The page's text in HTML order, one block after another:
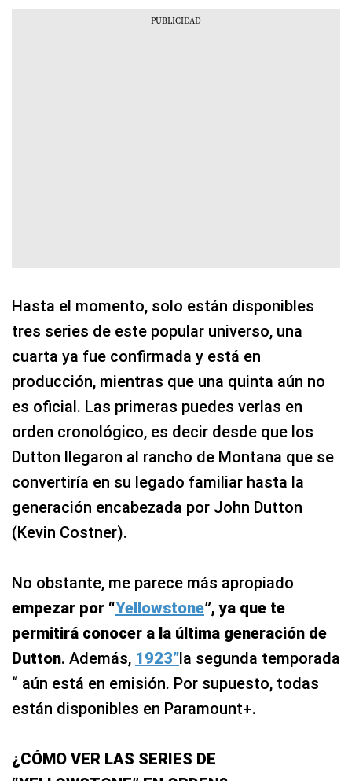
Hasta el momento, solo están disponibles
tres series de este popular universo, una
cuarta ya fue confirmada y está en
producción, mientras que una quinta aún no
es oficial. Las primeras puedes verlas en
orden cronológico, es decir desde que los
Dutton llegaron al rancho de Montana que se
convertiría en su legado familiar hasta la
generación encabezada por John Dutton
(Kevin Costner).
No obstante, me parece más apropiado
empezar por “Yellowstone”, ya que te
permitirá conocer a la última generación de
Dutton. Además, 1923”la segunda temporada
“ aún está en emisión. Por supuesto, todas
están disponibles en Paramount+.
¿CÓMO VER LAS SERIES DE